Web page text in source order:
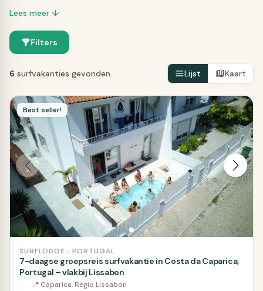
Lees meer ↓
Filters
6 surfvakanties gevonden. Lijst Kaart
Best seller!
SURFLODGE · PORTUGAL
7-daagse groepsreis surfvakantie in Costa da Caparica,
Portugal – vlakbij Lissabon
📍 Caparica, Regio Lissabon